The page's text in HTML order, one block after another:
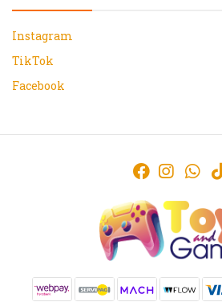
Instagram
TikTok
Facebook